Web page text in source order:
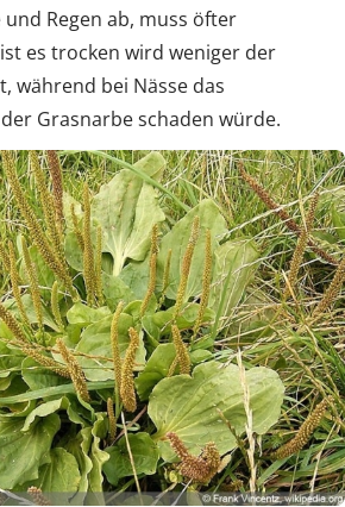
Regen ab, muss öfter
es trocken wird weniger der
während bei Nässe das
Grasnarbe schaden würde.